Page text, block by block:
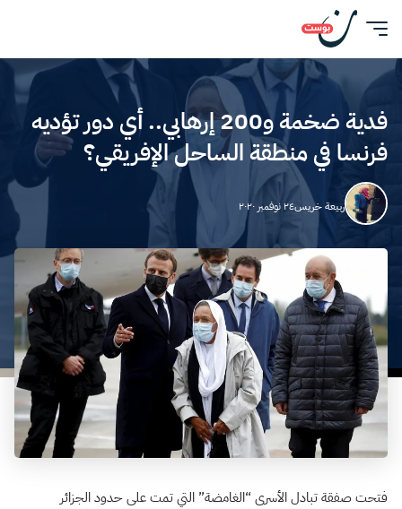
فدية ضخمة و200 إرهابي.. أي دور تؤديه
فرنسا في منطقة الساحل الإفريقي؟
ربيعة خريس٢٤ نوفمبر ٢٠٢٠
فتحت صفقة تبادل الأسرى “الغامضة” التي تمت على حدود الجزائر